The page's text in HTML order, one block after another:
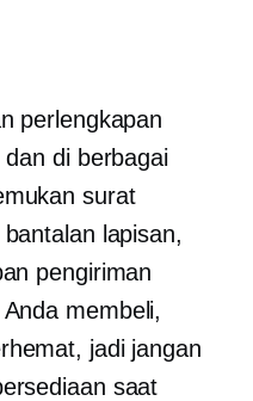
perlengkapan
di berbagai
surat
lapisan,
pengiriman
membeli,
jadi jangan
saat